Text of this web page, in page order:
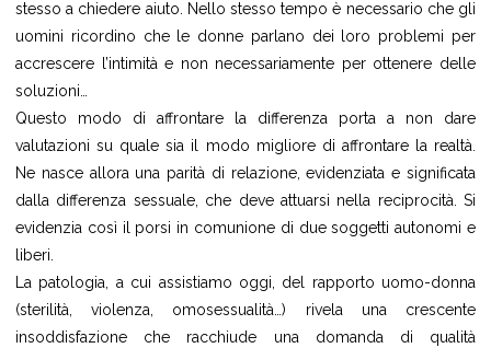
stesso a chiedere aiuto. Nello stesso tempo è necessario che gli
uomini ricordino che le donne parlano dei loro problemi per
accrescere l’intimità e non necessariamente per ottenere delle
soluzioni…
Questo modo di affrontare la differenza porta a non dare
valutazioni su quale sia il modo migliore di affrontare la realtà.
Ne nasce allora una parità di relazione, evidenziata e significata
dalla differenza sessuale, che deve attuarsi nella reciprocità. Si
evidenzia così il porsi in comunione di due soggetti autonomi e
liberi.
La patologia, a cui assistiamo oggi, del rapporto uomo-donna
(sterilità, violenza, omosessualità…) rivela una crescente
insoddisfazione che racchiude una domanda di qualità